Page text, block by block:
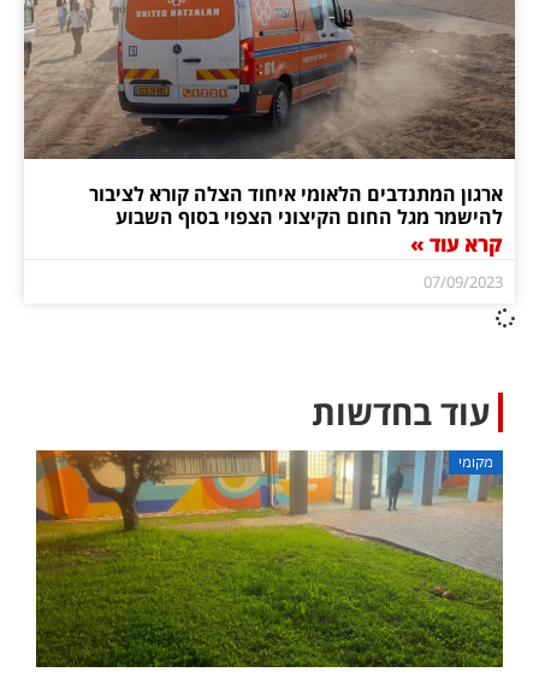
ארגון המתנדבים הלאומי איחוד הצלה קורא לציבור
להישמר מגל החום הקיצוני הצפוי בסוף השבוע
קרא עוד »
07/09/2023
עוד בחדשות
מקומי